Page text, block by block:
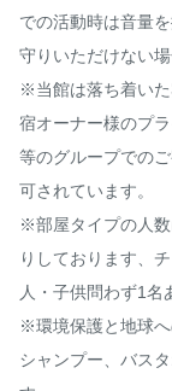
での活動時は音量
守りいただけない
※当館は落ち着い
宿オーナー様のプ
等のグループでの
可されています。
※部屋タイプの人
りしております、
人・子供問わず1名
※環境保護と地球へ
シャンプー、バス